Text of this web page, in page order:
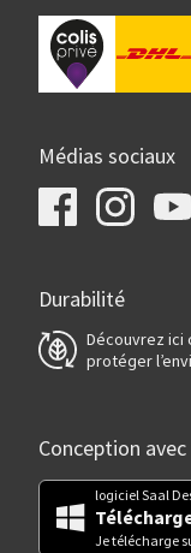
Médias sociaux
Durabilité
Découvrez ici
protéger
Conception
logiciel Saal
Je télécharge